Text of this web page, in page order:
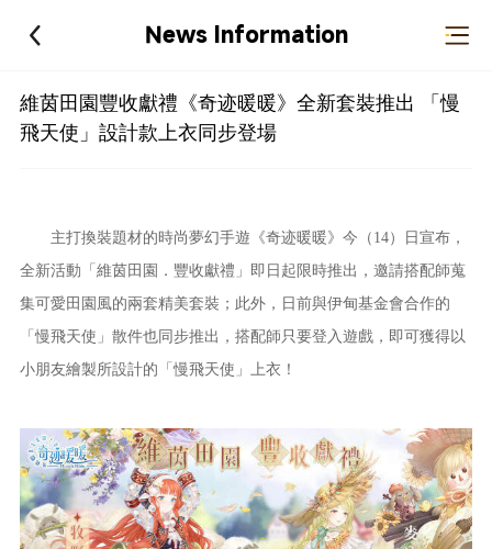
News Information
維茵田園豐收獻禮《奇迹暖暖》全新套裝推出 「慢
飛天使」設計款上衣同步登場
主打換裝題材的時尚夢幻手遊《奇迹暖暖》今（14）日宣布，
全新活動「維茵田園．豐收獻禮」即日起限時推出，邀請搭配師蒐
集可愛田園風的兩套精美套裝；此外，日前與伊甸基金會合作的
「慢飛天使」散件也同步推出，搭配師只要登入遊戲，即可獲得以
小朋友繪製所設計的「慢飛天使」上衣！